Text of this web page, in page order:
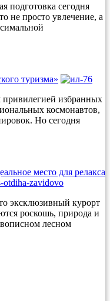
подготовка сегодня
не просто увлечение, а
туризма»
привилегией избранных
космонавтов,
Но сегодня
место для релакса
эксклюзивный курорт
роскошь, природа и
лесном